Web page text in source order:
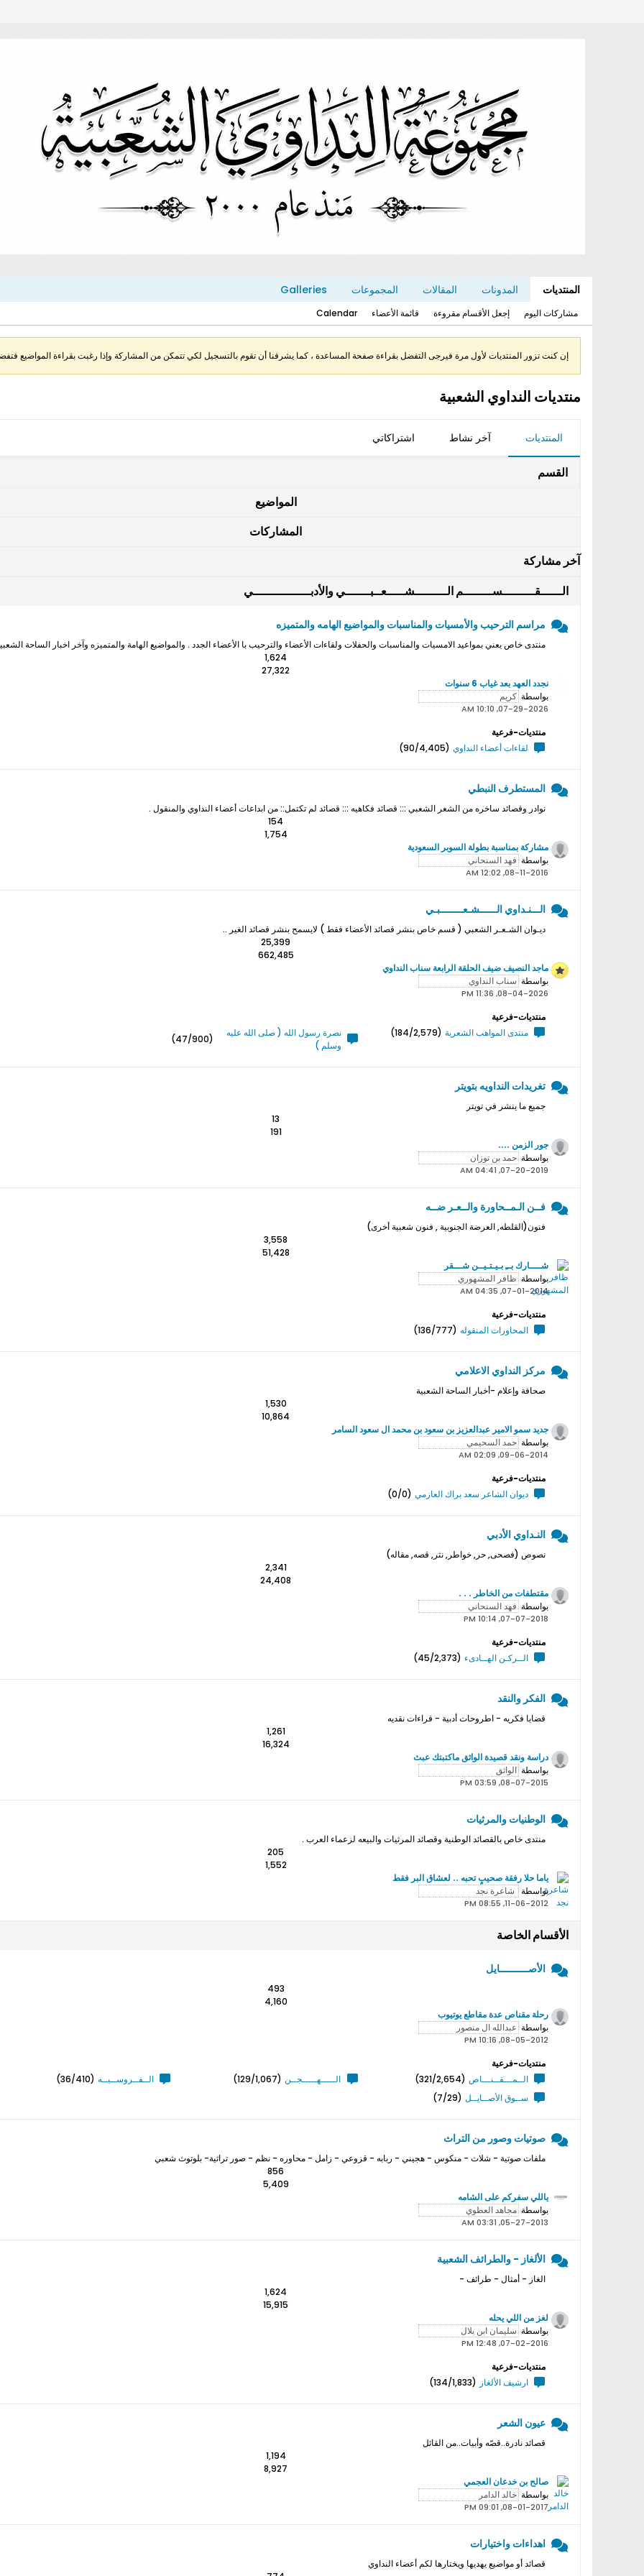
المنتديات المدونات المقالات المجموعات Galleries
مشاركات اليوم إجعل الأقسام مقروءة قائمة الأعضاء Calendar
إن كنت تزور المنتديات لأول مرة فيرجى التفضل بقراءة صفحة المساعدة ، كما يشرفنا أن تقوم بالتسجيل لكي تتمكن من المشاركة وإذا رغبت بقراءة المواضيع
منتديات النداوي الشعبية
المنتديات آخر نشاط اشتراكاتي
القسم
المواضيع
المشاركات
آخر مشاركة
الــــــقـــــــــســــــــم الـــــــــشـــــعــبـــــــي والأدبــــــــــــــــي
مراسم الترحيب والأمسيات والمناسبات والمواضيع الهامه والمتميزه
منتدى خاص يعني بمواعيد الامسيات والمناسبات والحفلات ولقاءات الأعضاء والترحيب با الأعضاء الجدد . والمواضيع الهامة والمتميزه وآخر اخبار الساحة
1,624
27,322
نجدد العهد بعد غياب 6 سنوات
بواسطة
07-29-2026, 10:10 AM
منتديات-فرعية
لقاءات أعضاء النداوي (90/4,405)
المستطرف النبطي
نوادر وقصائد ساخره من الشعر الشعبي ::: قصائد فكاهيه ::: قصائد لم تكتمل:: من ابداعات أعضاء النداوي والمنقول .
154
1,754
مشاركة بمناسبة بطولة السوبر السعودية
بواسطة
08-11-2016, 12:02 AM
الـــنـداوي الــــــشـعــــــــبـي
ديـوان الشـعـر الشعبي ( قسم خاص بنشر قصائد الأعضاء فقط ) لايسمح بنشر قصائد الغير ..
25,399
662,485
ماجد النصيف ضيف الحلقة الرابعة سناب النداوي
بواسطة
08-04-2026, 11:36 PM
منتديات-فرعية
منتدى المواهب الشعرية (184/2,579)
نصرة رسول الله ( صلى الله عليه
وسلم )
(47/900)
تغريدات النداويه بتويتر
جميع ما ينشر في تويتر
13
191
جور الزمن ....
بواسطة
07-20-2019, 04:41 AM
فــن الـمــحاورة والــعـر ضــه
فنون(القلطه, العرضة الجنوبية , فنون شعبية أخرى)
3,558
51,428
شــــارك بــِ بـيـتـيــن شـــقر
بواسطة
07-01-2014, 04:35 AM
منتديات-فرعية
المحاورات المنقوله (136/777)
مركز النداوي الاعلامي
صحافة وإعلام -أخبار الساحة الشعبية
1,530
10,864
جديد سمو اﻻمير عبدالعزيز بن سعود بن محمد ال سعود السامر
بواسطة
09-06-2014, 02:09 AM
منتديات-فرعية
ديوان الشاعر سعد براك العازمي (0/0)
النـداوي الأدبي
نصوص (فصحى, حر, خواطر, نثر, قصه, مقاله)
2,341
24,408
مقتطفات من الخاطر . . .
بواسطة
07-07-2018, 10:14 PM
منتديات-فرعية
الــركـن الهــادىء (45/2,373)
الفكر والنقد
قضايا فكريه - اطروحات أدبية - قراءات نقديه
1,261
16,324
دراسة ونقد قصيدة الواثق ماكتبتك عبث
بواسطة
08-07-2015, 03:59 PM
الوطنيات والمرثيات
منتدى خاص بالقصائد الوطنية وقصائد المرثيات والبيعه لزعماء العرب .
205
1,552
ياما حلا رفقة صحيبٍ تحبه .. لعشاق البر فقط
بواسطة
11-06-2012, 08:55 PM
الأقسام الخاصة
الأصــــــــــايل
493
4,160
رحلة مقناص عدة مقاطع يوتيوب
بواسطة
08-05-2012, 10:16 PM
منتديات-فرعية
الــمـــقــنـــاص (321/2,654) الـــــهـــــجــن (129/1,067) الــفــروســيــه (36/410)
ســوق الأصــايــل (7/29)
صوتيات وصور من التراث
ملفات صوتية - شلات - منكوس - هجيني - ربابه - قزوعي - زامل - محاوره - نظم - صور تراثية- بلوتوث شعبي
856
5,409
ياللي سفركم على الشامه
بواسطة
05-27-2013, 03:31 AM
الألغاز - والطرائف الشعبية
الغاز - أمثال - طرائف -
1,624
15,915
لغز من اللي يحله
بواسطة
07-02-2016, 12:48 PM
منتديات-فرعية
ارشيف الألغاز (134/1,833)
عيون الشعر
قصائد نادرة..قصّه وأبيات..من القائل
1,194
8,927
صالح بن خدعان العجمي
بواسطة
08-01-2017, 09:01 PM
اهداءات واختيارات
قصائد أو مواضيع يهديها ويختارها لكم أعضاء النداوي